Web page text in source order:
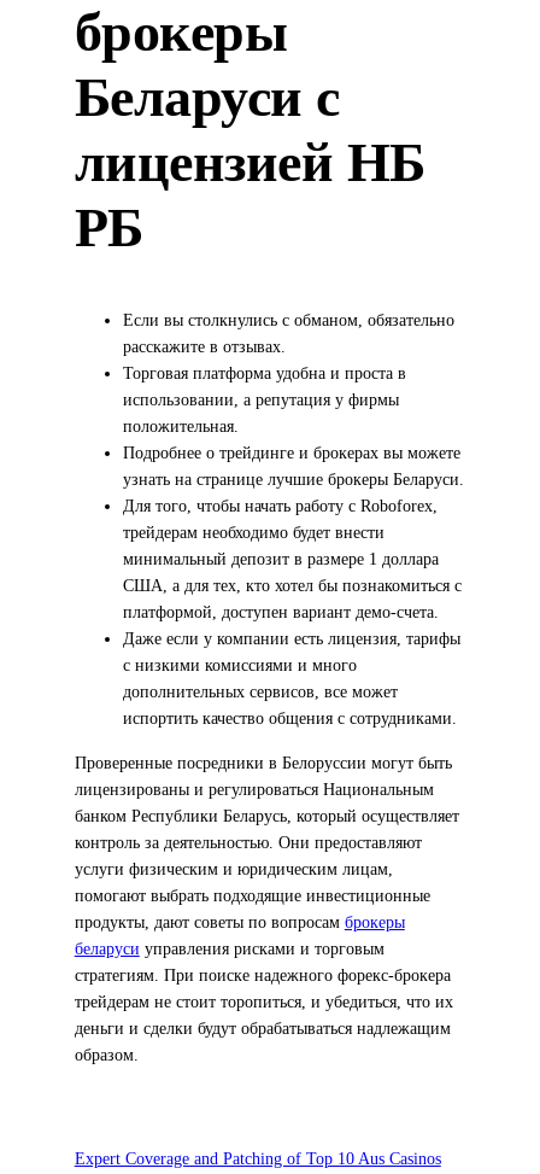
брокеры
Беларуси с
лицензией НБ
РБ
Если вы столкнулись с обманом, обязательно
расскажите в отзывах.
Торговая платформа удобна и проста в
использовании, а репутация у фирмы
положительная.
Подробнее о трейдинге и брокерах вы можете
узнать на странице лучшие брокеры Беларуси.
Для того, чтобы начать работу с Roboforex,
трейдерам необходимо будет внести
минимальный депозит в размере 1 доллара
США, а для тех, кто хотел бы познакомиться с
платформой, доступен вариант демо-счета.
Даже если у компании есть лицензия, тарифы
с низкими комиссиями и много
дополнительных сервисов, все может
испортить качество общения с сотрудниками.
Проверенные посредники в Белоруссии могут быть
лицензированы и регулироваться Национальным
банком Республики Беларусь, который осуществляет
контроль за деятельностью. Они предоставляют
услуги физическим и юридическим лицам,
помогают выбрать подходящие инвестиционные
продукты, дают советы по вопросам брокеры
беларуси управления рисками и торговым
стратегиям. При поиске надежного форекс-брокера
трейдерам не стоит торопиться, и убедиться, что их
деньги и сделки будут обрабатываться надлежащим
образом.
Expert Coverage and Patching of Top 10 Aus Casinos